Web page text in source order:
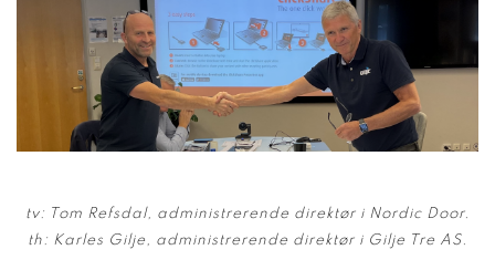
tv: Tom Refsdal, administrerende direktør i Nordic Door.
th: Karles Gilje, administrerende direktør i Gilje Tre AS.